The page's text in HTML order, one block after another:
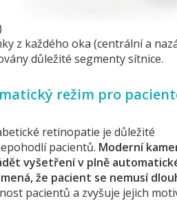
z každého oka (centrální a
důležité segmenty sítnice.
režim pro
retinopatie je důležité
pacientů. Moderní
vyšetření v plně
že pacient se nemusí
pacientů a zvyšuje jejich